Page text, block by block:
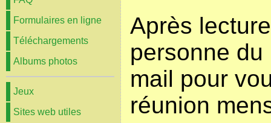
Formulaires en ligne
Téléchargements
Albums photos
Jeux
Sites web utiles
Après
personne
mail pour
réunion